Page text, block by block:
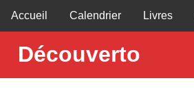
Accueil Calendrier Livres
Découverto